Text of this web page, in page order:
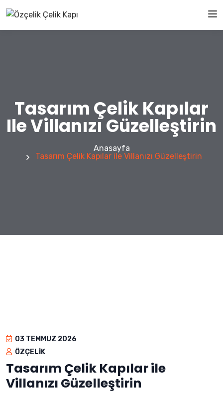
Tasarım Çelik Kapılar
Ile Villanızı Güzelleştirin
Anasayfa
Tasarım Çelik Kapılar ile Villanızı Güzelleştirin
03 TEMMUZ 2026
ÖZÇELIK
Tasarım Çelik Kapılar ile
Villanızı Güzelleştirin